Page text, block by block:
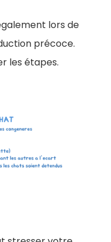
lors de
précoce.
les étapes.